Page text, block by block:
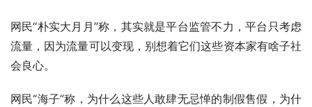
网民“朴实大月月”称，其实就是平台监管不力，平台只考虑
流量，因为流量可以变现，别想着它们这些资本家有啥子社
会良心。
网民“海子”称，为什么这些人敢肆无忌惮的制假售假，为什